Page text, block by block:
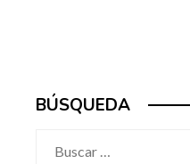
BÚSQUEDA